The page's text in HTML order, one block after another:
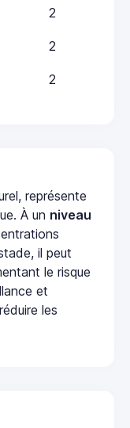
2
2
2
représente
À un niveau
il peut
le risque
et
les